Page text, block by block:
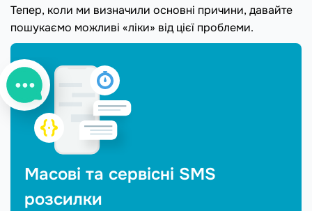
Тепер, коли ми визначили основні причини, давайте
пошукаємо можливі «ліки» від цієї проблеми.
Масові та сервісні SMS
розсилки